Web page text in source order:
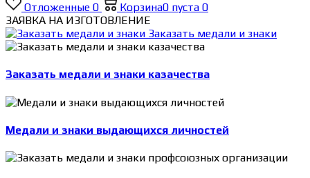
Отложенные 0 Корзина0 пуста 0
ЗАЯВКА НА ИЗГОТОВЛЕНИЕ
Заказать медали и знаки
Заказать медали и знаки казачества
Медали и знаки выдающихся личностей